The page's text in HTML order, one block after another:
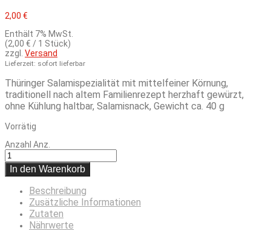
2,00 €
Enthält 7% MwSt.
(2,00 € / 1 Stück)
zzgl. Versand
Lieferzeit: sofort lieferbar
Thüringer Salamispezialität mit mittelfeiner Körnung,
traditionell nach altem Familienrezept herzhaft gewürzt,
ohne Kühlung haltbar, Salamisnack, Gewicht ca. 40 g
Vorrätig
Anzahl Anz.
In den Warenkorb
Beschreibung
Zusätzliche Informationen
Zutaten
Nährwerte